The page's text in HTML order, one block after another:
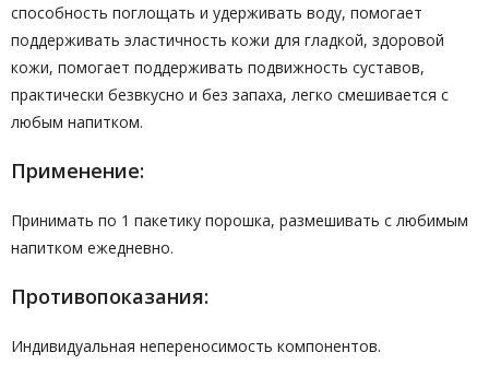
способность поглощать и удерживать воду, помогает
поддерживать эластичность кожи для гладкой, здоровой
кожи, помогает поддерживать подвижность суставов,
практически безвкусно и без запаха, легко смешивается с
любым напитком.
Применение:
Принимать по 1 пакетику порошка, размешивать с любимым
напитком ежедневно.
Противопоказания:
Индивидуальная непереносимость компонентов.